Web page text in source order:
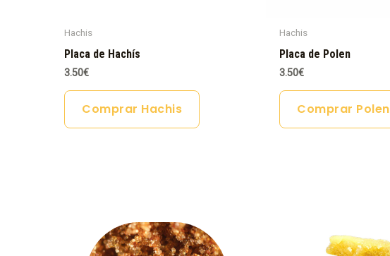
Hachis
Placa de Hachís
3.50€
Comprar Hachis
Hachis
Placa de Polen
3.50€
Comprar Polen